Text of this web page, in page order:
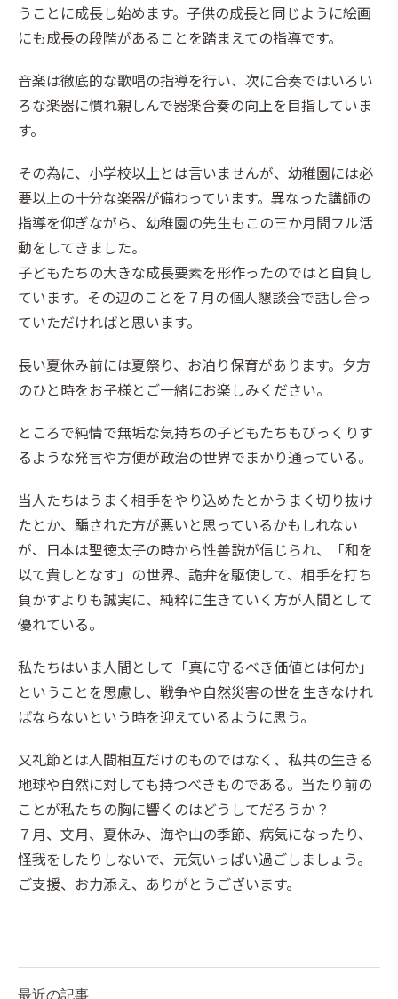
うことに成長し始めます。子供の成長と同じように絵画
にも成長の段階があることを踏まえての指導です。
音楽は徹底的な歌唱の指導を行い、次に合奏ではいろい
ろな楽器に慣れ親しんで器楽合奏の向上を目指していま
す。
その為に、小学校以上とは言いませんが、幼稚園には必
要以上の十分な楽器が備わっています。異なった講師の
指導を仰ぎながら、幼稚園の先生もこの三か月間フル活
動をしてきました。
子どもたちの大きな成長要素を形作ったのではと自負し
ています。その辺のことを７月の個人懇談会で話し合っ
ていただければと思います。
長い夏休み前には夏祭り、お泊り保育があります。夕方
のひと時をお子様とご一緒にお楽しみください。
ところで純情で無垢な気持ちの子どもたちもびっくりす
るような発言や方便が政治の世界でまかり通っている。
当人たちはうまく相手をやり込めたとかうまく切り抜け
たとか、騙された方が悪いと思っているかもしれない
が、日本は聖徳太子の時から性善説が信じられ、「和を
以て貴しとなす」の世界、詭弁を駆使して、相手を打ち
負かすよりも誠実に、純粋に生きていく方が人間として
優れている。
私たちはいま人間として「真に守るべき価値とは何か」
ということを思慮し、戦争や自然災害の世を生きなけれ
ばならないという時を迎えているように思う。
又礼節とは人間相互だけのものではなく、私共の生きる
地球や自然に対しても持つべきものである。当たり前の
ことが私たちの胸に響くのはどうしてだろうか？
７月、文月、夏休み、海や山の季節、病気になったり、
怪我をしたりしないで、元気いっぱい過ごしましょう。
ご支援、お力添え、ありがとうございます。
最近の記事